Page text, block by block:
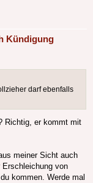
Kündigung
darf ebenfalls
Richtig, er kommt mit
meiner Sicht auch
von
kommen. Werde mal